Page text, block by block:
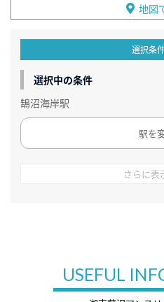
地図
選択条
選択中の条件
鵠沼海岸駅
駅を
さらに表
USEFUL